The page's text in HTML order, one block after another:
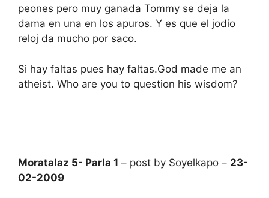
peones pero muy ganada Tommy se deja la
dama en una en los apuros. Y es que el jodío
reloj da mucho por saco.
Si hay faltas pues hay faltas.God made me an
atheist. Who are you to question his wisdom?
Moratalaz 5- Parla 1 – post by Soyelkapo – 23-
02-2009